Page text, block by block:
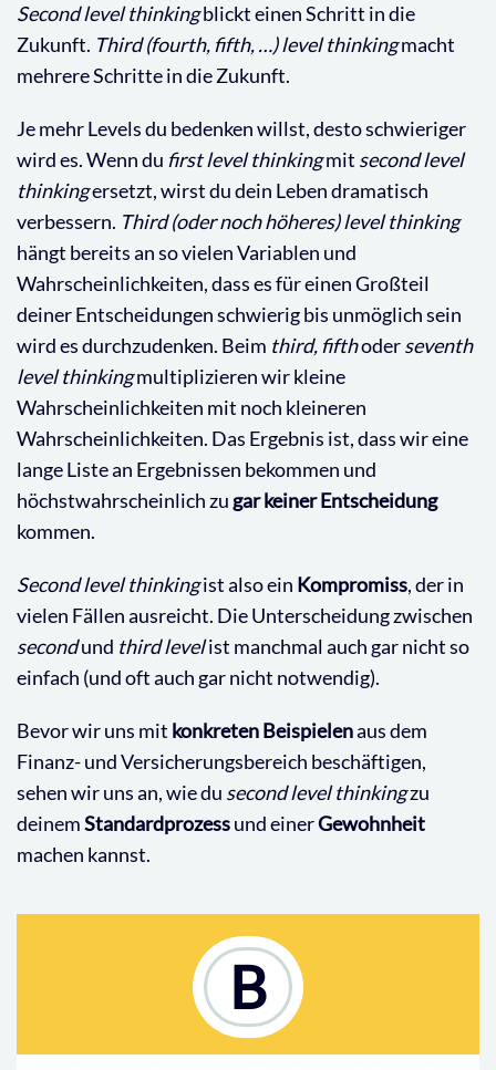
Second level thinkingblickt einen Schritt in die
Zukunft. Third (fourth, fifth, …) level thinkingmacht
mehrere Schritte in die Zukunft.
Je mehr Levels du bedenken willst, desto schwieriger
wird es. Wenn du first level thinkingmit second level
thinkingersetzt, wirst du dein Leben dramatisch
verbessern. Third (oder noch höheres) level thinking
hängt bereits an so vielen Variablen und
Wahrscheinlichkeiten, dass es für einen Großteil
deiner Entscheidungen schwierig bis unmöglich sein
wird es durchzudenken. Beim third, fifthoderseventh
level thinkingmultiplizieren wir kleine
Wahrscheinlichkeiten mit noch kleineren
Wahrscheinlichkeiten. Das Ergebnis ist, dass wir eine
lange Liste an Ergebnissen bekommen und
höchstwahrscheinlich zu gar keiner Entscheidung
kommen.
Second level thinkingist also ein Kompromiss, der in
vielen Fällen ausreicht. Die Unterscheidung zwischen
secondund third levelist manchmal auch gar nicht so
einfach (und oft auch gar nicht notwendig).
Bevor wir uns mit konkreten Beispielenaus dem
Finanz- und Versicherungsbereich beschäftigen,
sehen wir uns an, wie du second level thinkingzu
deinemStandardprozessund einerGewohnheit
machen kannst.
B